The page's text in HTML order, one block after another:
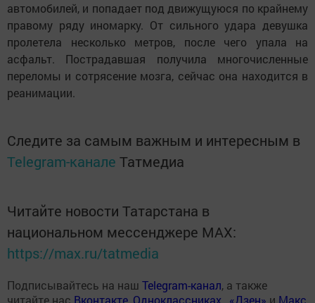
автомобилей, и попадает под движущуюся по крайнему
правому ряду иномарку. От сильного удара девушка
пролетела несколько метров, после чего упала на
асфальт. Пострадавшая получила многочисленные
переломы и сотрясение мозга, сейчас она находится в
реанимации.
Следите за самым важным и интересным в
Telegram-канале Татмедиа
Читайте новости Татарстана в
национальном мессенджере MАХ:
https://max.ru/tatmedia
Подписывайтесь на наш Telegram-канал, а также